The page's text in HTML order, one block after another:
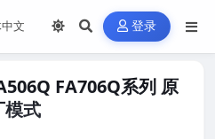
登录
FA706Q系列 原
式